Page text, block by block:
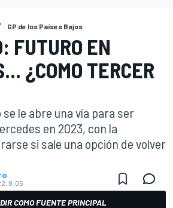
GP de los Países Bajos
FUTURO EN
¿COMO TERCER
se le abre una vía para ser
en 2023, con la
si sale una opción de volver
8:05
COMO FUENTE PRINCIPAL